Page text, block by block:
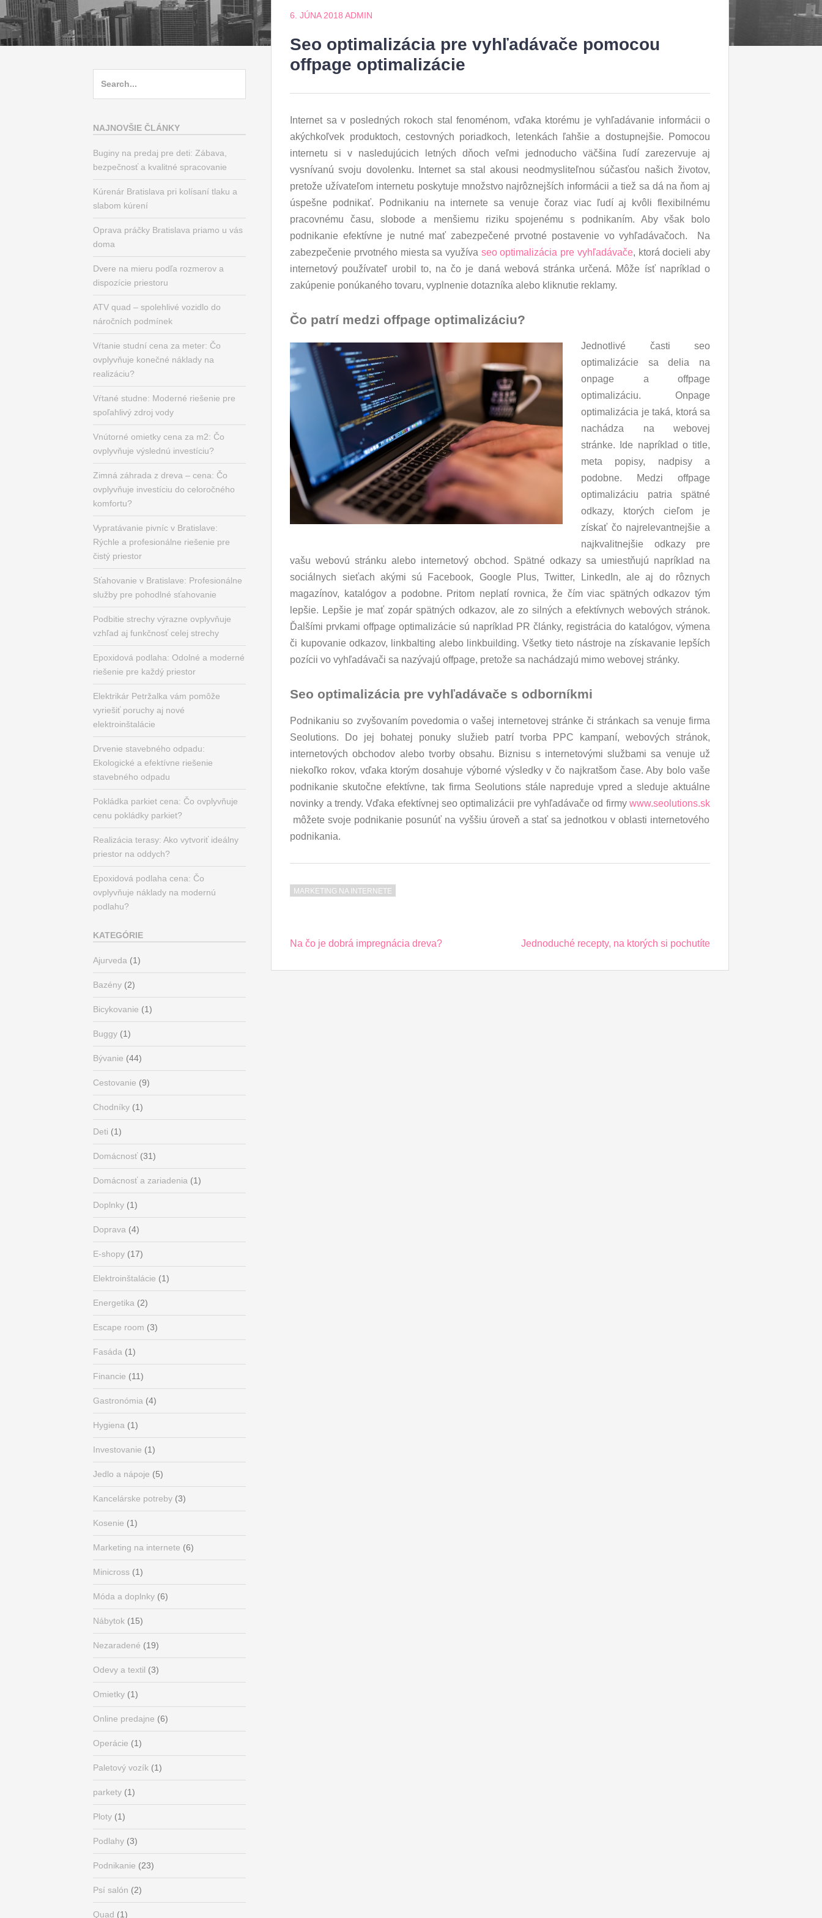
6. JÚNA 2018 ADMIN
Seo optimalizácia pre vyhľadávače pomocou
offpage optimalizácie
Internet sa v posledných rokoch stal fenoménom, vďaka ktorému je vyhľadávanie informácii o
akýchkoľvek produktoch, cestovných poriadkoch, letenkách ľahšie a dostupnejšie. Pomocou
internetu si v nasledujúcich letných dňoch veľmi jednoducho väčšina ľudí zarezervuje aj
vysnívanú svoju dovolenku. Internet sa stal akousi neodmysliteľnou súčasťou našich životov,
pretože užívateľom internetu poskytuje množstvo najrôznejších informácii a tiež sa dá na ňom aj
úspešne podnikať. Podnikaniu na internete sa venuje čoraz viac ľudí aj kvôli flexibilnému
pracovnému času, slobode a menšiemu riziku spojenému s podnikaním. Aby však bolo
podnikanie efektívne je nutné mať zabezpečené prvotné postavenie vo vyhľadávačoch. Na
zabezpečenie prvotného miesta sa využíva seo optimalizácia pre vyhľadávače, ktorá docieli aby
internetový používateľ urobil to, na čo je daná webová stránka určená. Môže ísť napríklad o
zakúpenie ponúkaného tovaru, vyplnenie dotazníka alebo kliknutie reklamy.
Čo patrí medzi offpage optimalizáciu?
Jednotlivé časti seo
optimalizácie sa delia na
onpage a offpage
optimalizáciu. Onpage
optimalizácia je taká, ktorá sa
nachádza na webovej
stránke. Ide napríklad o title,
meta popisy, nadpisy a
podobne. Medzi offpage
optimalizáciu patria spätné
odkazy, ktorých cieľom je
získať čo najrelevantnejšie a
najkvalitnejšie odkazy pre
vašu webovú stránku alebo internetový obchod. Spätné odkazy sa umiestňujú napríklad na
sociálnych sieťach akými sú Facebook, Google Plus, Twitter, LinkedIn, ale aj do rôznych
magazínov, katalógov a podobne. Pritom neplatí rovnica, že čím viac spätných odkazov tým
lepšie. Lepšie je mať zopár spätných odkazov, ale zo silných a efektívnych webových stránok.
Ďalšími prvkami offpage optimalizácie sú napríklad PR články, registrácia do katalógov, výmena
či kupovanie odkazov, linkbalting alebo linkbuilding. Všetky tieto nástroje na získavanie lepších
pozícii vo vyhľadávači sa nazývajú offpage, pretože sa nachádzajú mimo webovej stránky.
Seo optimalizácia pre vyhľadávače s odborníkmi
Podnikaniu so zvyšovaním povedomia o vašej internetovej stránke či stránkach sa venuje firma
Seolutions. Do jej bohatej ponuky služieb patrí tvorba PPC kampaní, webových stránok,
internetových obchodov alebo tvorby obsahu. Biznisu s internetovými službami sa venuje už
niekoľko rokov, vďaka ktorým dosahuje výborné výsledky v čo najkratšom čase. Aby bolo vaše
podnikanie skutočne efektívne, tak firma Seolutions stále napreduje vpred a sleduje aktuálne
novinky a trendy. Vďaka efektívnej seo optimalizácii pre vyhľadávače od firmy www.seolutions.sk
môžete svoje podnikanie posunúť na vyššiu úroveň a stať sa jednotkou v oblasti internetového
podnikania.
MARKETING NA INTERNETE
Post
Na čo je dobrá impregnácia dreva? Jednoduché recepty, na ktorých si pochutíte
NAJNOVŠIE ČLÁNKY
Buginy na predaj pre deti: Zábava,
bezpečnosť a kvalitné spracovanie
Kúrenár Bratislava pri kolísaní tlaku a
slabom kúrení
Oprava práčky Bratislava priamo u vás
doma
Dvere na mieru podľa rozmerov a
dispozície priestoru
ATV quad – spolehlivé vozidlo do
náročních podmínek
Vŕtanie studní cena za meter: Čo
ovplyvňuje konečné náklady na
realizáciu?
Vŕtané studne: Moderné riešenie pre
spoľahlivý zdroj vody
Vnútorné omietky cena za m2: Čo
ovplyvňuje výslednú investíciu?
Zimná záhrada z dreva – cena: Čo
ovplyvňuje investíciu do celoročného
komfortu?
Vypratávanie pivníc v Bratislave:
Rýchle a profesionálne riešenie pre
čistý priestor
Sťahovanie v Bratislave: Profesionálne
služby pre pohodlné sťahovanie
Podbitie strechy výrazne ovplyvňuje
vzhľad aj funkčnosť celej strechy
Epoxidová podlaha: Odolné a moderné
riešenie pre každý priestor
Elektrikár Petržalka vám pomôže
vyriešiť poruchy aj nové
elektroinštalácie
Drvenie stavebného odpadu:
Ekologické a efektívne riešenie
stavebného odpadu
Pokládka parkiet cena: Čo ovplyvňuje
cenu pokládky parkiet?
Realizácia terasy: Ako vytvoriť ideálny
priestor na oddych?
Epoxidová podlaha cena: Čo
ovplyvňuje náklady na modernú
podlahu?
KATEGÓRIE
Ajurveda (1)
Bazény (2)
Bicykovanie (1)
Buggy (1)
Bývanie (44)
Cestovanie (9)
Chodníky (1)
Deti (1)
Domácnosť(31)
Domácnosť a zariadenia (1)
Doplnky (1)
Doprava (4)
E-shopy (17)
Elektroinštalácie (1)
Energetika (2)
Escape room (3)
Fasáda (1)
Financie (11)
Gastronómia (4)
Hygiena (1)
Investovanie (1)
Jedlo a nápoje (5)
Kancelárske potreby (3)
Kosenie (1)
Marketing na internete (6)
Minicross (1)
Móda a doplnky (6)
Nábytok (15)
Nezaradené (19)
Odevy a textil (3)
Omietky (1)
Online predajne (6)
Operácie (1)
Paletový vozík (1)
parkety (1)
Ploty (1)
Podlahy (3)
Podnikanie (23)
Psí salón (2)
Quad (1)